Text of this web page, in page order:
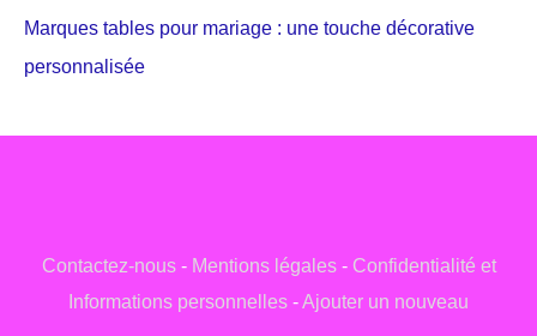
Marques tables pour mariage : une touche décorative
personnalisée
Contactez-nous- Mentions légales- Confidentialité et
Informations personnelles -Ajouter un nouveau